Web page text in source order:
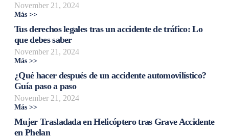
November 21, 2024
Más >>
Tus derechos legales tras un accidente de tráfico: Lo
que debes saber
November 21, 2024
Más >>
¿Qué hacer después de un accidente automovilístico?
Guía paso a paso
November 21, 2024
Más >>
Mujer Trasladada en Helicóptero tras Grave Accidente
en Phelan